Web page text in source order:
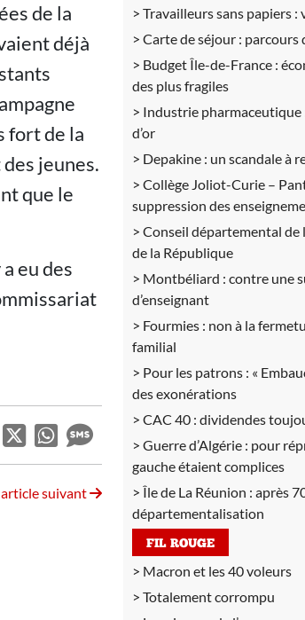
de la
déjà
fort de la
jeunes.
que le
eu des
article suivant
Travailleurs sans papiers :
Carte de séjour : parcours
Budget Île-de-France :
des plus fragiles
Industrie pharmaceutique
d’or
Depakine : un scandale à
Collège Joliot-Curie –
suppression des
Conseil départemental de
de la République
Montbéliard : contre une
d’enseignant
Fourmies : non à la
familial
Pour les patrons : «
des exonérations
CAC 40 : dividendes
Guerre d’Algérie : pour
gauche étaient complices
Île de La Réunion : après
départementalisation
FIL ROUGE
Macron et les 40 voleurs
Totalement corrompu